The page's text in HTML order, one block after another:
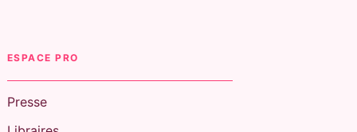
ESPACE PRO
Presse